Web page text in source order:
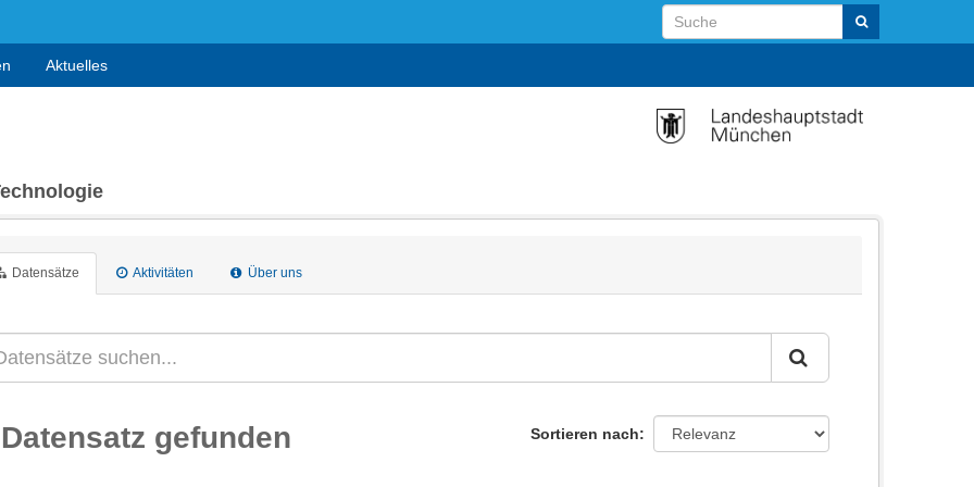
Aktuelles
Datensätze Aktivitäten Über uns
Sortieren nach
gefunden